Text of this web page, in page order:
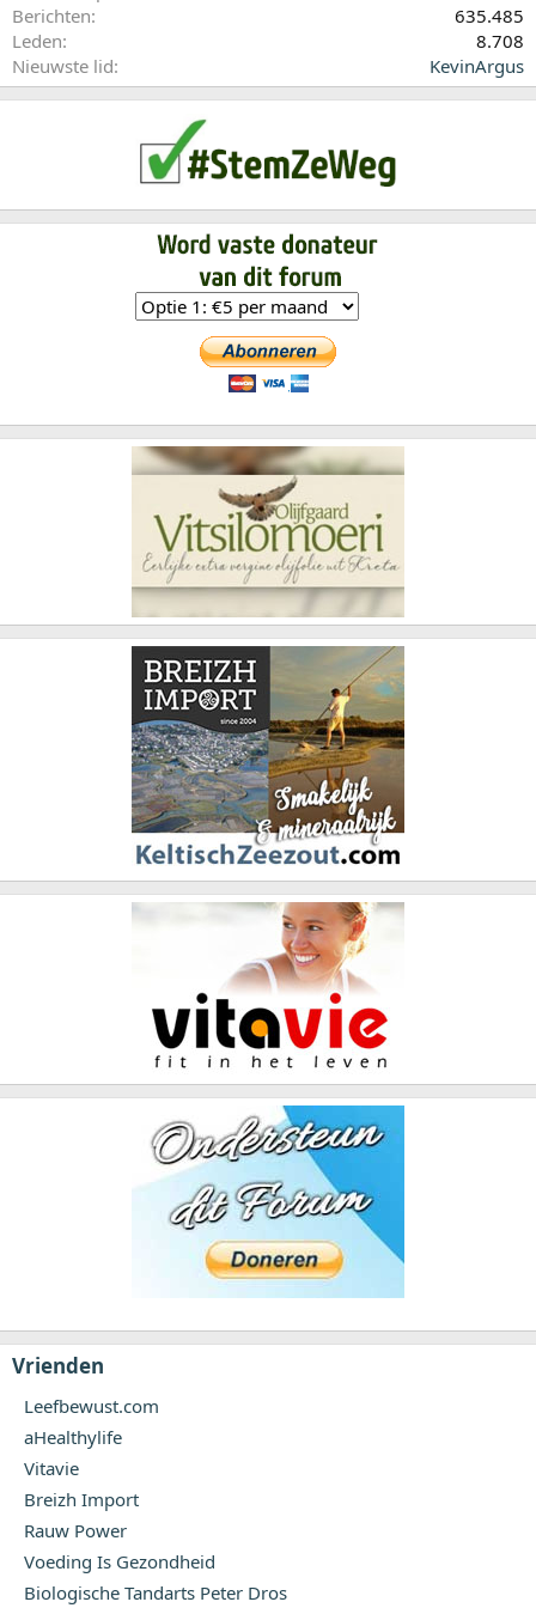
Berichten
635.485
Leden
8.708
Nieuwste lid
KevinArgus
Vrienden
Leefbewust.com
aHealthylife
Vitavie
Breizh Import
Rauw Power
Voeding Is Gezondheid
Biologische Tandarts Peter Dros